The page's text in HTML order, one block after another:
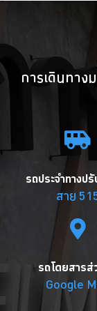
การเดินทา
รถประจำทางป
สาย
รถโดยสารส่
Google